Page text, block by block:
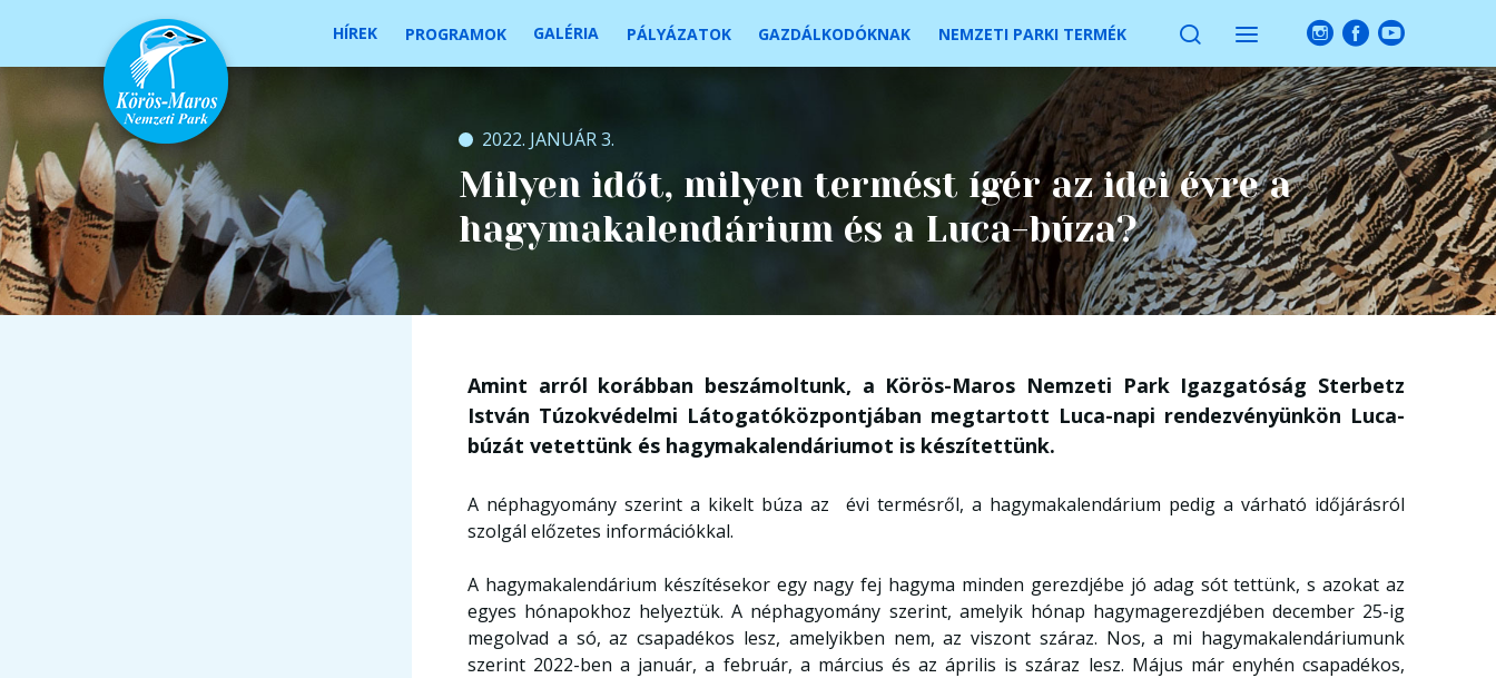
HÍREK PROGRAMOK GALÉRIA PÁLYÁZATOK GAZDÁLKODÓKNAK NEMZETI PARKI TERMÉK
2022. JANUÁR 3.
Milyen időt, milyen termést ígér az idei évre a
hagymakalendárium és a Luca-búza?
Amint arról korábban beszámoltunk, a Körös-Maros Nemzeti Park Igazgatóság Sterbetz
István Túzokvédelmi Látogatóközpontjában megtartott Luca-napi rendezvényünkön Luca-
búzát vetettünk és hagymakalendáriumot is készítettünk.
A néphagyomány szerint a kikelt búza az évi termésről, a hagymakalendárium pedig a várható időjárásról
szolgál előzetes információkkal.
A hagymakalendárium készítésekor egy nagy fej hagyma minden gerezdjébe jó adag sót tettünk, s azokat az
egyes hónapokhoz helyeztük. A néphagyomány szerint, amelyik hónap hagymagerezdjében december 25-ig
megolvad a só, az csapadékos lesz, amelyikben nem, az viszont száraz. Nos, a mi hagymakalendáriumunk
szerint 2022-ben a január, a február, a március és az április is száraz lesz. Május már enyhén csapadékos,